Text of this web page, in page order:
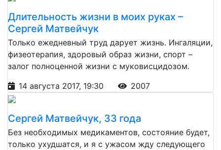
Длительность жизни в моих руках –
Сергей Матвейчук
Только ежедневный труд дарует жизнь. Ингаляции,
физеотерапия, здоровый образ жизни, спорт –
залог полноценной жизни с муковисцидозом.
14 августа 2017, 19:30
2007
Сергей Матвейчук, 33 года
Без необходимых медикаментов, состояние будет,
только ухудшатся, и я с ужасом жду следующего